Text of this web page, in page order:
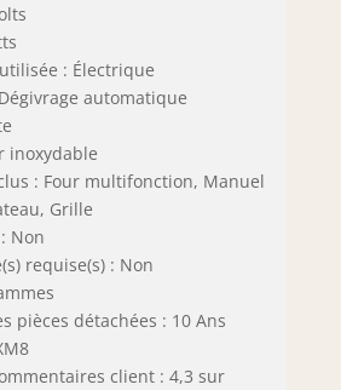
: Électrique
automatique
inoxydable
: Four multifonction, Manuel
Grille
Non
requise(s) : Non
pièces détachées : 10 Ans
client : 4,3 sur